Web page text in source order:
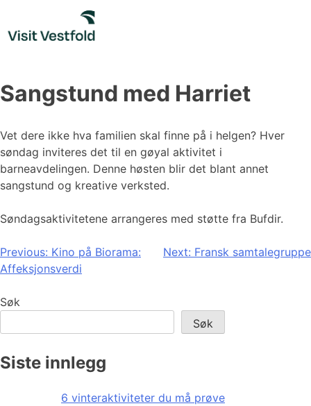
content
Sangstund med Harriet
Vet dere ikke hva familien skal finne på i helgen? Hver
søndag inviteres det til en gøyal aktivitet i
barneavdelingen. Denne høsten blir det blant annet
sangstund og kreative verksted.
Søndagsaktivitetene arrangeres med støtte fra Bufdir.
Innleggsnavigasjon
Previous: Kino på Biorama:
Affeksjonsverdi
Next: Fransk samtalegruppe
Søk
Søk
Siste innlegg
6 vinteraktiviteter du må prøve